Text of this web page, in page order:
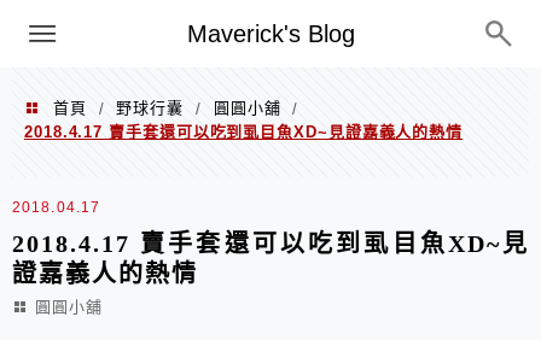
Maverick's Blog
Menu
首頁 / 野球行囊 / 圓圓小舖
/
2018.4.17 賣手套還可以吃到虱目魚XD~見證嘉義人的熱情
2018.04.17
2018.4.17 賣手套還可以吃到虱目魚XD~見
證嘉義人的熱情
圓圓小舖